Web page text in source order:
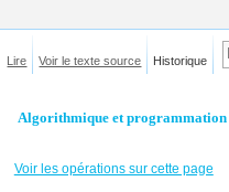
Algorithmique et programmation
Voir les opérations sur cette page
Lire Voir le texte source Historique